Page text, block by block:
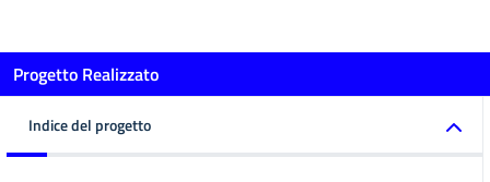
Progetto Realizzato
Indice del progetto